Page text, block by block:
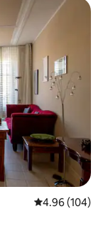
평점 4.96점(5
4.96 (104)